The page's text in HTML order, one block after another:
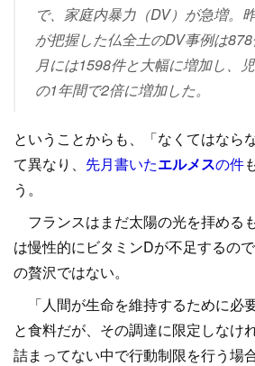
で、家庭内暴力（DV）が急増。
が把握した仏全土のDV事例は
月には1598件と大幅に増加し、
の1年間で2倍に増加した。
ということからも、「なくてはなら
て異なり、 先月書いたエルメスの件
う。
フランスはまだ太陽の光を拝める
は慢性的にビタミンDが不足するの
の贅沢ではない。
「人間が生命を維持するために必
と食料だが、その調達に限定しなけ
詰まってない中で行動制限を行う場